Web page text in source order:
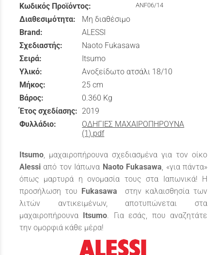
Κωδικός Προϊόντος: ANF06/14
Διαθεσιμότητα:
Μη διαθέσιμο
Brand:
ALESSI
Σχεδιαστής:
Naoto Fukasawa
Σειρά:
Itsumo
Υλικό:
Ανοξείδωτο ατσάλι 18/10
Μήκος:
25 cm
Βάρος:
0.360 Kg
Έτος σχεδίασης: 2019
Φυλλάδιο:
ΟΔΗΓΙΕΣ ΜΑΧΑΙΡΟΠΗΡΟΥΝΑ
(1).pdf
Itsumo, μαχαιροπήρουνα σχεδιασμένα για τον οίκο
Alessi από τον Ιάπωνα Naoto Fukasawa, «για πάντα»
όπως μαρτυρά η ονομασία τους στα Ιαπωνικά! Η
προσήλωση του Fukasawa
στην καλαισθησία των
λιτών αντικειμένων, αποτυπώνεται στα
μαχαιροπήρουνα Itsumo. Για εσάς, που αναζητάτε
την ομορφιά κάθε μέρα!